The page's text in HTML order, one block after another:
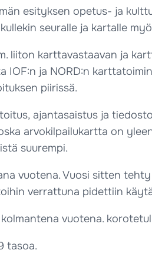
esityksen opetus- ja
seuralle ja kartalle
liiton karttavastaavan ja
ja NORD:n
piirissä.
ajantasaistus ja
arvokilpailukartta on
suurempi.
vuotena. Vuosi sitten
verrattuna pidettiin
vuotena.
tasoa.